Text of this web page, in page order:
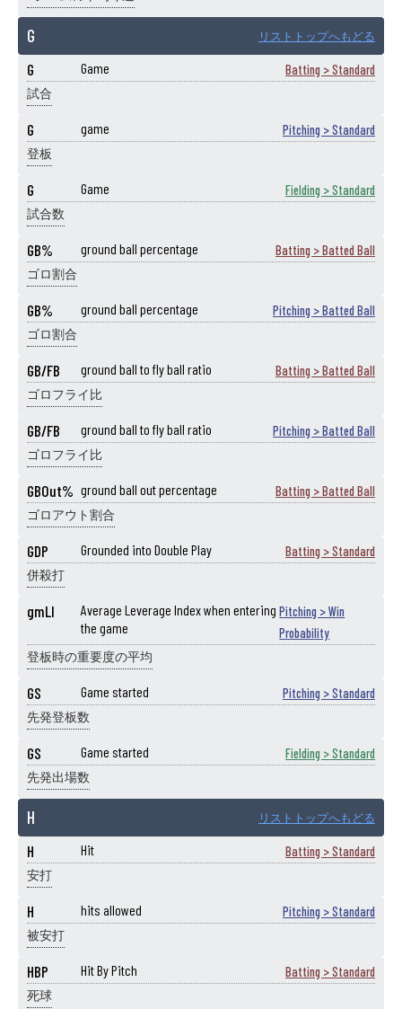
G リストトップへもどる
G Game Batting > Standard
試合
G game Pitching > Standard
登板
G Game Fielding > Standard
試合数
GB% ground ball percentage Batting > Batted Ball
ゴロ割合
GB% ground ball percentage Pitching > Batted Ball
ゴロ割合
GB/FB ground ball to fly ball ratio Batting > Batted Ball
ゴロフライ比
GB/FB ground ball to fly ball ratio Pitching > Batted Ball
ゴロフライ比
GBOut% ground ball out percentage Batting > Batted Ball
ゴロアウト割合
GDP Grounded into Double Play Batting > Standard
併殺打
gmLI
Average Leverage Index when entering
the game
Pitching > Win
Probability
登板時の重要度の平均
GS Game started Pitching > Standard
先発登板数
GS Game started Fielding > Standard
先発出場数
H リストトップへもどる
H Hit Batting > Standard
安打
H hits allowed Pitching > Standard
被安打
HBP Hit By Pitch Batting > Standard
死球